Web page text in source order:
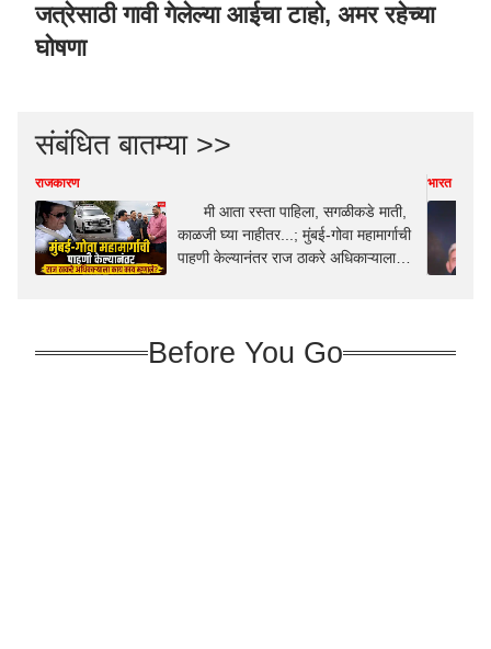
जत्रेसाठी गावी गेलेल्या आईचा टाहो, अमर रहेच्या
घोषणा
संबंधित बातम्या >>
राजकारण
मी आता रस्ता पाहिला, सगळीकडे माती,
काळजी घ्या नाहीतर...; मुंबई-गोवा महामार्गाची
पाहणी केल्यानंतर राज ठाकरे अधिकाऱ्याला
भारत
Before You Go